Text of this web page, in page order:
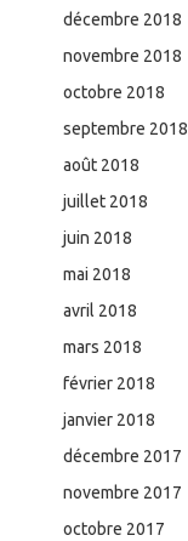
décembre 2018
novembre 2018
octobre 2018
septembre 2018
août 2018
juillet 2018
juin 2018
mai 2018
avril 2018
mars 2018
février 2018
janvier 2018
décembre 2017
novembre 2017
octobre 2017